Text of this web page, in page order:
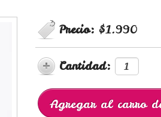
Precio: $1.990
Cantidad: